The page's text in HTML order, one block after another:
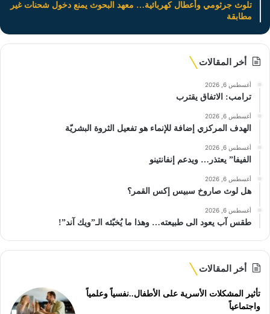
تلوث جرثومي وأعطال كهربائية… معهد البحوث يمنع دخول شحنات غير
مطابقة
أخر المقالات
أغسطس 6, 2026
ترامب: الاتفاق يقترب
أغسطس 6, 2026
الهدف المركزي إضافة للإنماء هو تفعيل الثروة البشريّة
أغسطس 6, 2026
الفيفا” يعتذر… ويدعم إنفانتينو
أغسطس 6, 2026
هل لوث صاروخ سبيس إكس القمر؟
أغسطس 6, 2026
طقس آب يعود الى طبيعته… وهذا ما يُخبّئه الـ”ويك آند”!
أخر المقالات
تأثير المشكلات الأسرية على الأطفال..نفسياً وعلمياً
واجتماعياً